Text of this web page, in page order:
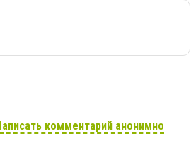
комментарий анонимно